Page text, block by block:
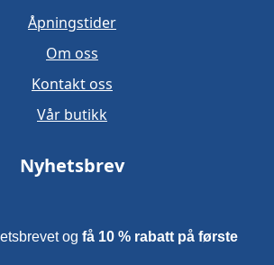
Åpningstider
Om oss
Kontakt oss
Vår butikk
Nyhetsbrev
og få 10 % rabatt på første